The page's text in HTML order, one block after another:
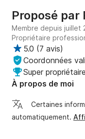
Proposé par
Membre depuis juillet
Propriétaire
5.0 (7 avis)
Coordonnées
Super propriétaire
À propos de moi
Certaines
automatiquement.